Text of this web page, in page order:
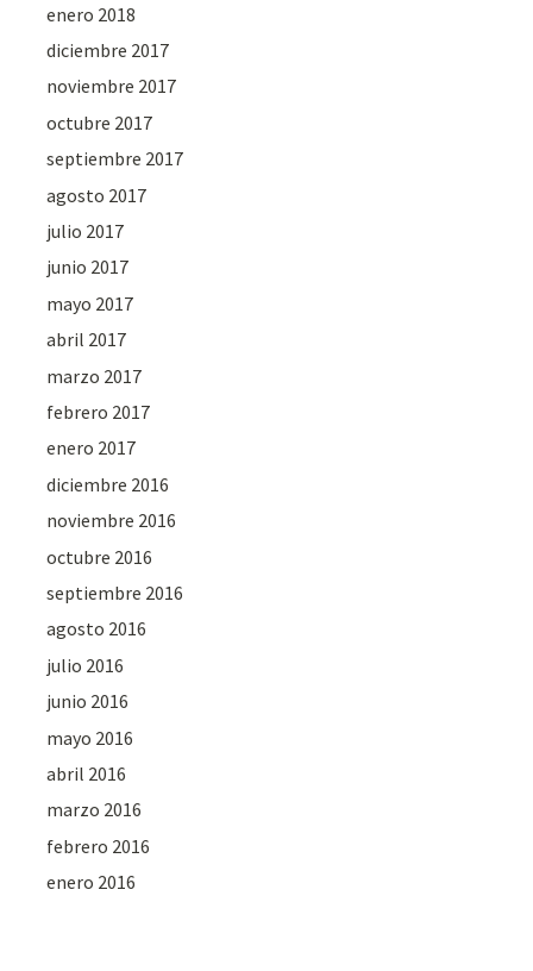
enero 2018
diciembre 2017
noviembre 2017
octubre 2017
septiembre 2017
agosto 2017
julio 2017
junio 2017
mayo 2017
abril 2017
marzo 2017
febrero 2017
enero 2017
diciembre 2016
noviembre 2016
octubre 2016
septiembre 2016
agosto 2016
julio 2016
junio 2016
mayo 2016
abril 2016
marzo 2016
febrero 2016
enero 2016